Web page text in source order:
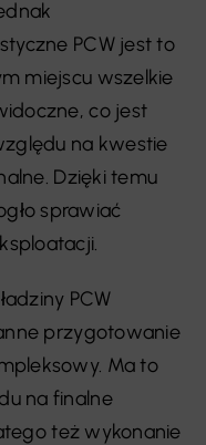
PCW jest to
miejscu wszelkie
co jest
na kwestie
Dzięki temu
sprawiać
PCW
przygotowanie
Ma to
na finalne
też wykonanie